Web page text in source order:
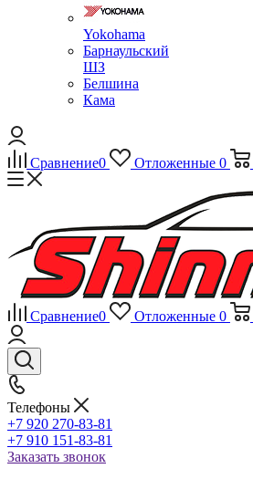
Yokohama
Барнаульский
ШЗ
Белшина
Кама
Сравнение0 Отложенные 0
Сравнение0 Отложенные 0
Телефоны
+7 920 270-83-81
+7 910 151-83-81
Заказать звонок